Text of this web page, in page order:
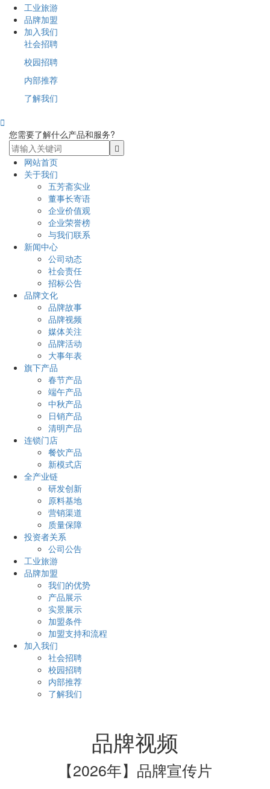
工业旅游
品牌加盟
加入我们
社会招聘
校园招聘
内部推荐
了解我们

您需要了解什么产品和服务?
网站首页
关于我们
五芳斋实业
董事长寄语
企业价值观
企业荣誉榜
与我们联系
新闻中心
公司动态
社会责任
招标公告
品牌文化
品牌故事
品牌视频
媒体关注
品牌活动
大事年表
旗下产品
春节产品
端午产品
中秋产品
日销产品
清明产品
连锁门店
餐饮产品
新模式店
全产业链
研发创新
原料基地
营销渠道
质量保障
投资者关系
公司公告
工业旅游
品牌加盟
我们的优势
产品展示
实景展示
加盟条件
加盟支持和流程
加入我们
社会招聘
校园招聘
内部推荐
了解我们
品牌视频
【2026年】品牌宣传片